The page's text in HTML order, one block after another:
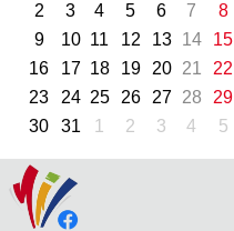
2
3 4 5 6 7
8
9
10 11 12 13 14
15
16
17 18 19 20 21
22
23
24 25 26 27 28
29
30
31 1 2 3 4 5